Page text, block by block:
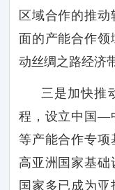
区域合作的推
面的产能合作领
动丝绸之路经济
三是加快推
程，设立中国 —
等产能合作专项
高亚洲国家基础
国家多已成为